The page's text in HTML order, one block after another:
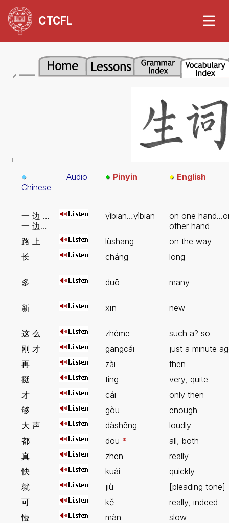
CTCFL
Chinese
Audio Pinyin English
一 边 …
一 边…
yìbiān…yìbiān
on one
other hand
路 上
lùshang
on the way
长
cháng long
多 duō many
新 xīn new
这 么 zhème
such a? so
刚 才
gāngcái
just a minute
再
zài
then
挺
ting
very, quite
才
cái
only then
够
gòu
enough
大 声
dàshēng
loudly
都
dōu *
all, both
真
zhēn
really
快
kuài
quickly
就
jiù
[pleading tone]
可
kĕ
really, indeed
慢
màn
slow